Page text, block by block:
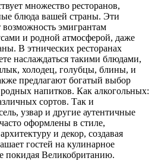
множество ресторанов,
блюда вашей страны. Эти
возможность эмигрантам
и родной атмосферой, даже
В этнических ресторанах
наслаждаться такими блюдами,
холодец, голубцы, блины, и
предлагают богатый выбор
напитков. Как алкогольных:
сортов. Так и
узвар и другие аутентичные
оформлены в стиле,
и декор, создавая
гостей на кулинарное
покидая Великобританию.